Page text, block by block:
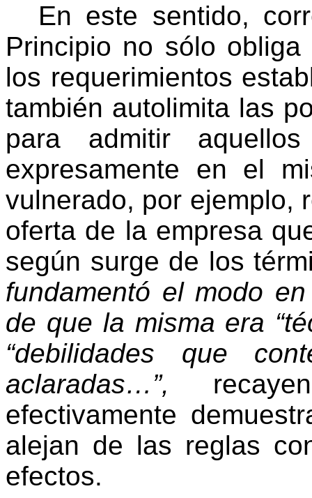
En este sentido,
Principio no sólo
los requerimientos
también autolimita las
para admitir
expresamente en el
vulnerado, por ejemplo,
oferta de la empresa
según surge de los
fundamentó el modo
de que la misma era
“debilidades que
aclaradas…”,
efectivamente
alejan de las reglas
efectos.